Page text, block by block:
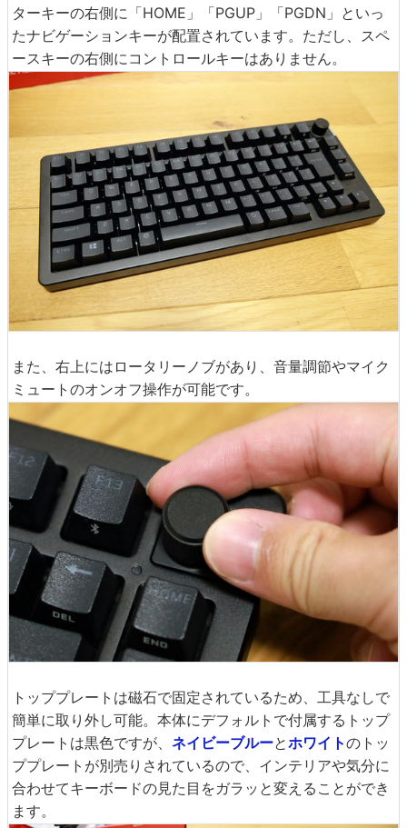
ターキーの右側に「HOME」「PGUP」「PGDN」といっ
たナビゲーションキーが配置されています。ただし、スペ
ースキーの右側にコントロールキーはありません。
また、右上にはロータリーノブがあり、音量調節やマイク
ミュートのオンオフ操作が可能です。
トッププレートは磁石で固定されているため、工具なしで
簡単に取り外し可能。本体にデフォルトで付属するトップ
プレートは黒色ですが、 ネイビーブルーとホワイトのトッ
ププレートが別売りされているので、インテリアや気分に
合わせてキーボードの見た目をガラッと変えることができ
ます。